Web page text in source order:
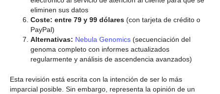
eliminen sus datos
Coste: entre 79 y 99 dólares (con tarjeta de crédito o
PayPal)
Alternativas: Nebula Genomics (secuenciación del
genoma completo con informes actualizados
regularmente y análisis de ascendencia avanzados)
Esta revisión está escrita con la intención de ser lo más
imparcial posible. Sin embargo, representa la opinión de un